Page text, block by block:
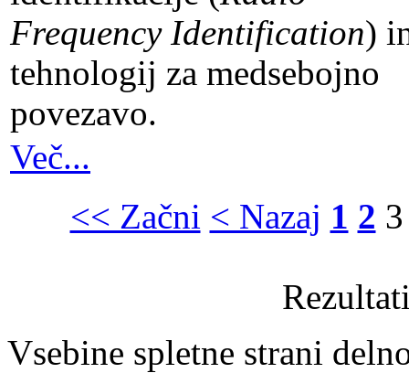
Frequency Identification)
tehnologij za medsebojno
povezavo.
Več...
<< Začni < Nazaj 1 2 3
Vsebine spletne strani